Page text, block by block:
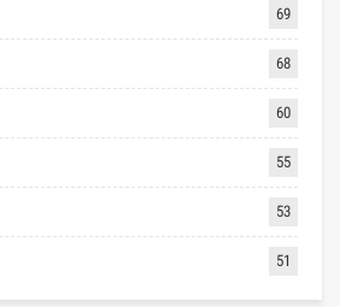
69
68
60
55
53
51